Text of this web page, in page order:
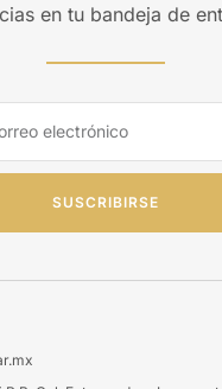
en tu bandeja de
SUSCRIBIRSE